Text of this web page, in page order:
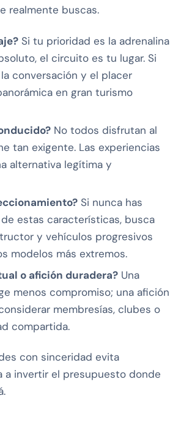
realmente buscas.
Si tu prioridad es la adrenalina
el circuito es tu lugar. Si
conversación y el placer
en gran turismo
No todos disfrutan al
tan exigente. Las experiencias
alternativa legítima y
Si nunca has
estas características, busca
y vehículos progresivos
modelos más extremos.
o afición duradera?Una
menos compromiso; una afición
membresías, clubes o
compartida.
con sinceridad evita
a invertir el presupuesto donde